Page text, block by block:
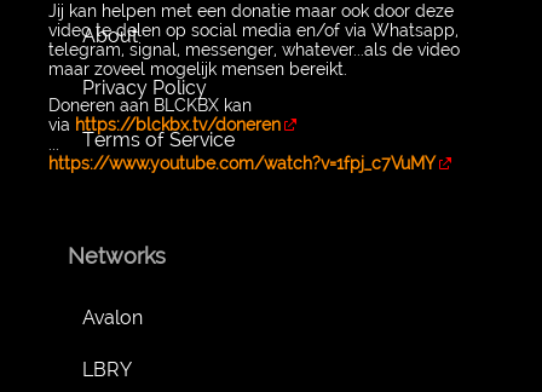
Jij kan helpen met een donatie maar ook door deze
video te delen op social media en/of via Whatsapp,
telegram, signal, messenger, whatever...als de video
maar zoveel mogelijk mensen bereikt.
Doneren aan BLCKBX kan
via https://blckbx.tv/doneren
...
https://www.youtube.com/watch?v=1fpj_c7VuMY
About
Privacy Policy
Terms of Service
Networks
Avalon
LBRY